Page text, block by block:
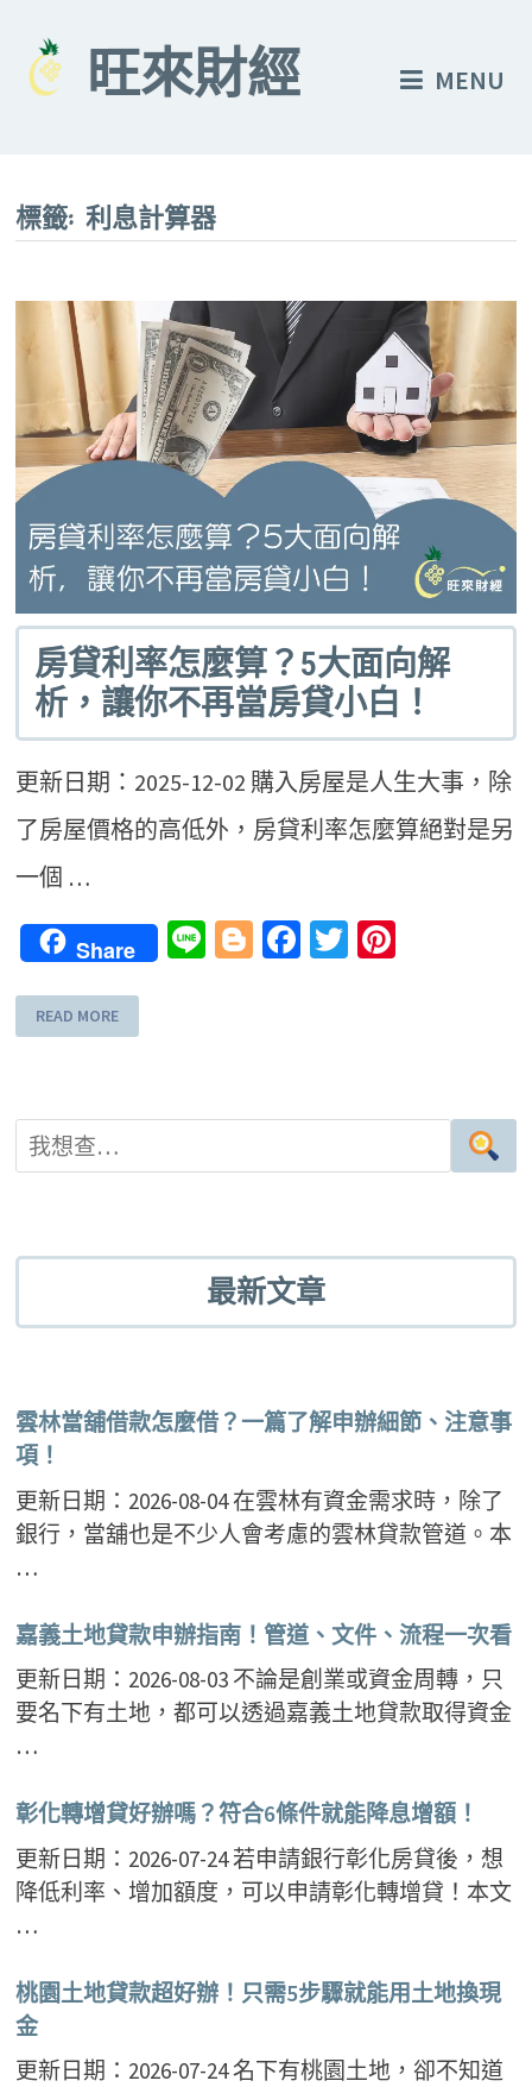
content
旺來財經 MENU
標籤:利息計算器
房貸利率怎麼算？5大面向解
析，讓你不再當房貸小白！
更新日期：2025-12-02 購入房屋是人生大事，除
了房屋價格的高低外，房貸利率怎麼算絕對是另
一個 …
Share LineBlogger
Facebook
Twitter
READ MORE
最新文章
雲林當舖借款怎麼借？一篇了解申辦細節、注意事
項！
更新日期：2026-08-04 在雲林有資金需求時，除了
銀行，當舖也是不少人會考慮的雲林貸款管道。本
…
嘉義土地貸款申辦指南！管道、文件、流程一次看
更新日期：2026-08-03 不論是創業或資金周轉，只
要名下有土地，都可以透過嘉義土地貸款取得資金
…
彰化轉增貸好辦嗎？符合6條件就能降息增額！
更新日期：2026-07-24 若申請銀行彰化房貸後，想
降低利率、增加額度，可以申請彰化轉增貸！本文
…
桃園土地貸款超好辦！只需5步驟就能用土地換現
金
更新日期：2026-07-24 名下有桃園土地，卻不知道